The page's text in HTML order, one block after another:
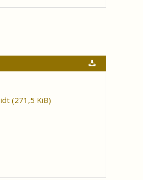
(271,5 KiB)